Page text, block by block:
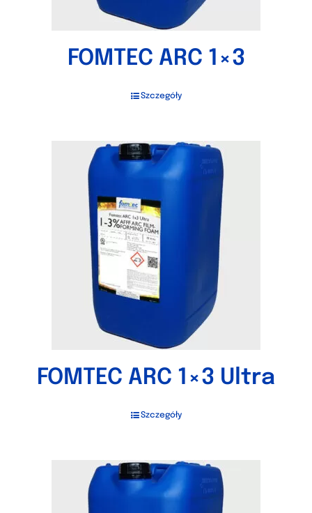
FOMTEC ARC 1×3
Szczegóły
FOMTEC ARC 1×3 Ultra
Szczegóły